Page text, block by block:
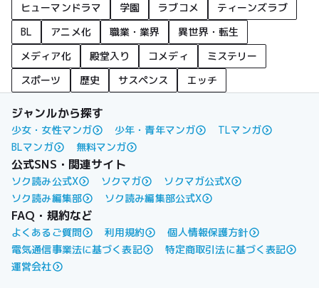
ヒューマンドラマ
学園 ラブコメ
ティーンズラブ
BL
アニメ化 職業・業界
異世界・転生
メディア化
殿堂入り コメディ
ミステリー
スポーツ
歴史 サスペンス エッチ
ジャンルから探す
少女・女性マンガ 少年・青年マンガ
TLマンガ
BLマンガ
無料マンガ
公式SNS・関連サイト
ソク読み公式X ソクマガ
ソクマガ公式X
ソク読み編集部
ソク読み編集部公式X
FAQ・規約など
よくあるご質問 利用規約
個人情報保護方針
電気通信事業法に基づく表記
特定商取引法に基づく表記
運営会社